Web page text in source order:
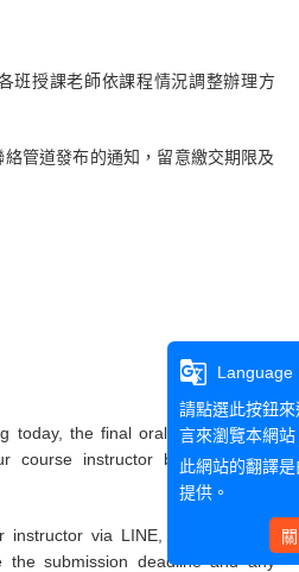
班授課老師依課程情況調整辦理方
管道發布的通知，留意繳交期限及
today, the final oral examinations
course instructor based on the
via LINE, TronClass, or
submission deadline and any
g_translate
Language
請點選此按鈕
言來瀏覽本網站
此網站的翻譯是
提供。